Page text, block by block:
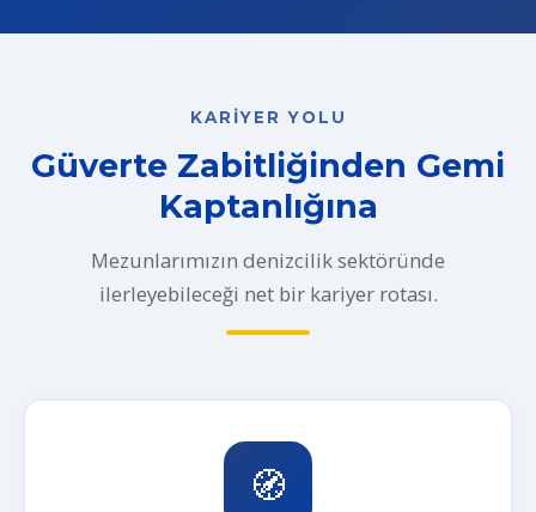
KARIYER YOLU
Güverte Zabitliğinden Gemi
Kaptanlığına
Mezunlarımızın denizcilik sektöründe
ilerleyebileceği net bir kariyer rotası.
🧭